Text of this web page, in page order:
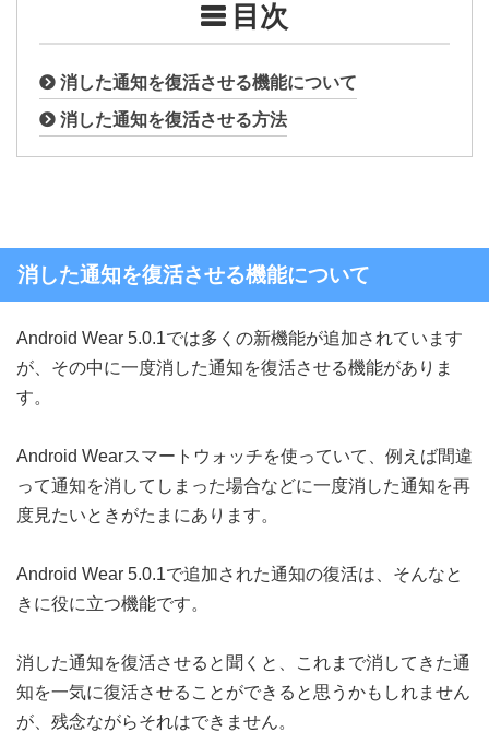
目次
消した通知を復活させる機能について
消した通知を復活させる方法
消した通知を復活させる機能について
Android Wear 5.0.1では多くの新機能が追加されています
が、その中に一度消した通知を復活させる機能がありま
す。
Android Wearスマートウォッチを使っていて、例えば間違
って通知を消してしまった場合などに一度消した通知を再
度見たいときがたまにあります。
Android Wear 5.0.1で追加された通知の復活は、そんなと
きに役に立つ機能です。
消した通知を復活させると聞くと、これまで消してきた通
知を一気に復活させることができると思うかもしれません
が、残念ながらそれはできません。